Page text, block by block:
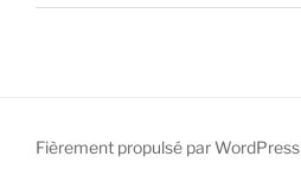
Fièrement propulsé par WordPress